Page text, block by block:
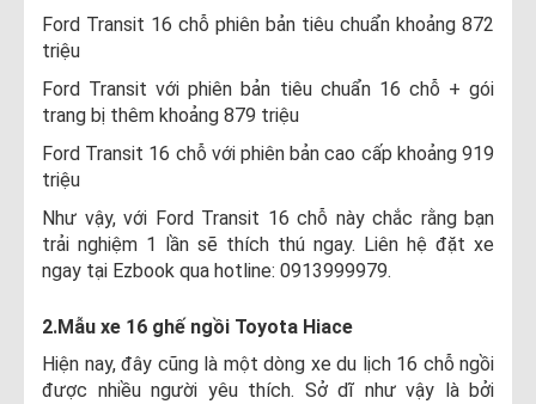
Ford Transit 16 chỗ phiên bản tiêu chuẩn khoảng 872
triệu
Ford Transit với phiên bản tiêu chuẩn 16 chỗ + gói
trang bị thêm khoảng 879 triệu
Ford Transit 16 chỗ với phiên bản cao cấp khoảng 919
triệu
Như vậy, với Ford Transit 16 chỗ này chắc rằng bạn
trải nghiệm 1 lần sẽ thích thú ngay. Liên hệ đặt xe
ngay tại Ezbook qua hotline: 0913999979.
2.Mẫu xe 16 ghế ngồi Toyota Hiace
Hiện nay, đây cũng là một dòng xe du lịch 16 chỗ ngồi
được nhiều người yêu thích. Sở dĩ như vậy là bởi